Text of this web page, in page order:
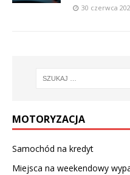
30 czerwca
MOTORYZACJA
Samochód na kredyt
Miejsca na weekendowy